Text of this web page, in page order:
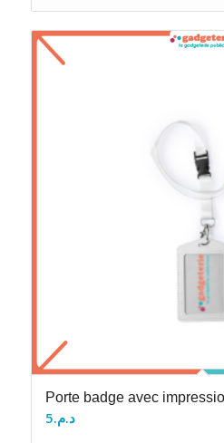
Porte badge avec
د.م.5